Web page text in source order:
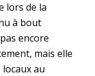
lors de la
à bout
pas encore
mais elle
au